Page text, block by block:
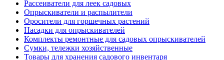
Рассеиватели для леек садовых
Опрыскиватели и распылители
Оросители для горшечных растений
Насадки для опрыскивателей
Комплекты ремонтные для садовых опрыскивателей
Сумки, тележки хозяйственные
Товары для хранения садового инвентаря